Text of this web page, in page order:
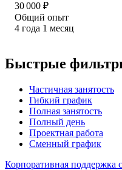
30 000 ₽
Общий опыт
4 года 1 месяц
Быстрые
Частичная занятость
Гибкий график
Полная занятость
Полный день
Проектная работа
Сменный график
Корпоративная поддержка